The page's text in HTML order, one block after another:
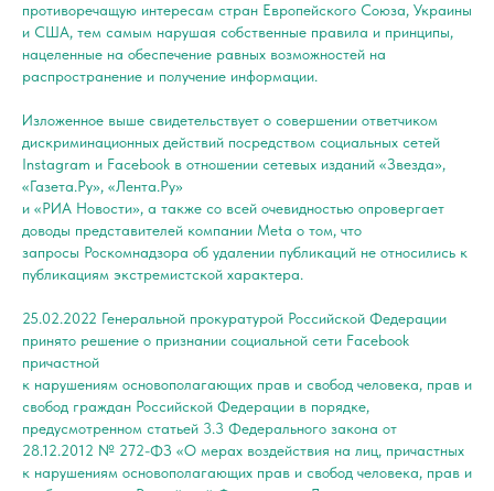
противоречащую интересам стран Европейского Союза, Украины
и США, тем самым нарушая собственные правила и принципы,
нацеленные на обеспечение равных возможностей на
распространение и получение информации.
Изложенное выше свидетельствует о совершении ответчиком
дискриминационных действий посредством социальных сетей
Instagram и Facebook в отношении сетевых изданий «Звезда»,
«Газета.Ру», «Лента.Ру»
и «РИА Новости», а также со всей очевидностью опровергает
доводы представителей компании Meta о том, что
запросы Роскомнадзора об удалении публикаций не относились к
публикациям экстремистской характера.
25.02.2022 Генеральной прокуратурой Российской Федерации
принято решение о признании социальной сети Facebook
причастной
к нарушениям основополагающих прав и свобод человека, прав и
свобод граждан Российской Федерации в порядке,
предусмотренном статьей 3.3 Федерального закона от
28.12.2012 № 272-ФЗ «О мерах воздействия на лиц, причастных
к нарушениям основополагающих прав и свобод человека, прав и